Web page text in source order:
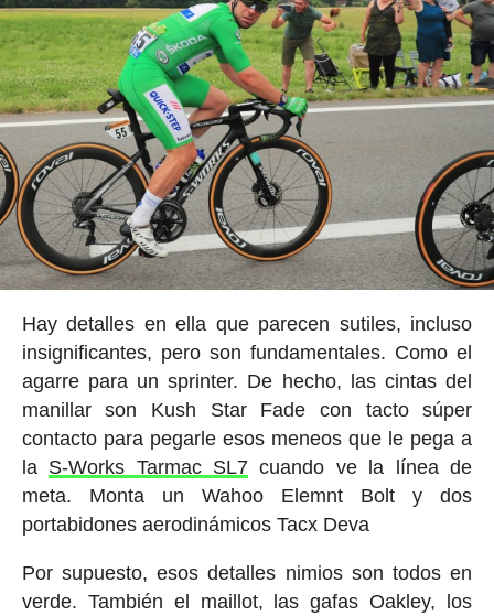
Hay detalles en ella que parecen sutiles, incluso
insignificantes, pero son fundamentales. Como el
agarre para un sprinter. De hecho, las cintas del
manillar son Kush Star Fade con tacto súper
contacto para pegarle esos meneos que le pega a
la S-Works Tarmac SL7 cuando ve la línea de
meta. Monta un Wahoo Elemnt Bolt y dos
portabidones aerodinámicos Tacx Deva
Por supuesto, esos detalles nimios son todos en
verde. También el maillot, las gafas Oakley, los